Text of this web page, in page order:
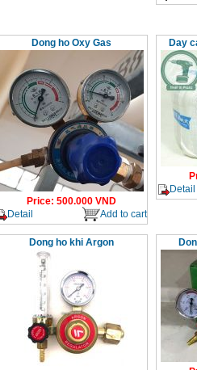
Dong ho Oxy Gas
Price: 500.000 VND
Detail
Add to cart
Day
Detail
Dong ho khi Argon